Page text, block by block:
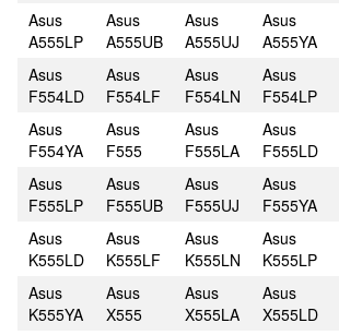
Asus
A555LP
Asus
A555UB
Asus
A555UJ
Asus
A555YA
Asus
F554LD
Asus
F554LF
Asus
F554LN
Asus
F554LP
Asus
F554YA
Asus
F555
Asus
F555LA
Asus
F555LD
Asus
F555LP
Asus
F555UB
Asus
F555UJ
Asus
F555YA
Asus
K555LD
Asus
K555LF
Asus
K555LN
Asus
K555LP
Asus
K555YA
Asus
X555
Asus
X555LA
Asus
X555LD